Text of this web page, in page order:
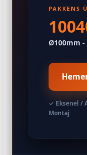
PAKKENS
Ø100mm -
✓ Eksenel /
Montaj